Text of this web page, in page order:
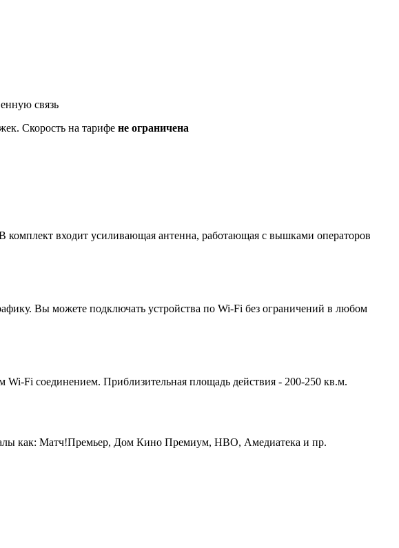
связь
Скорость на тарифе не ограничена
входит усиливающая антенна, работающая с вышками операторов
Вы можете подключать устройства по Wi-Fi без ограничений в любом
Fi соединением. Приблизительная площадь действия - 200-250 кв.м.
как: Матч!Премьер, Дом Кино Премиум, HBO, Амедиатека и пр.